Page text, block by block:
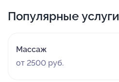
Популярные услуги
Массаж
от 2500 руб.